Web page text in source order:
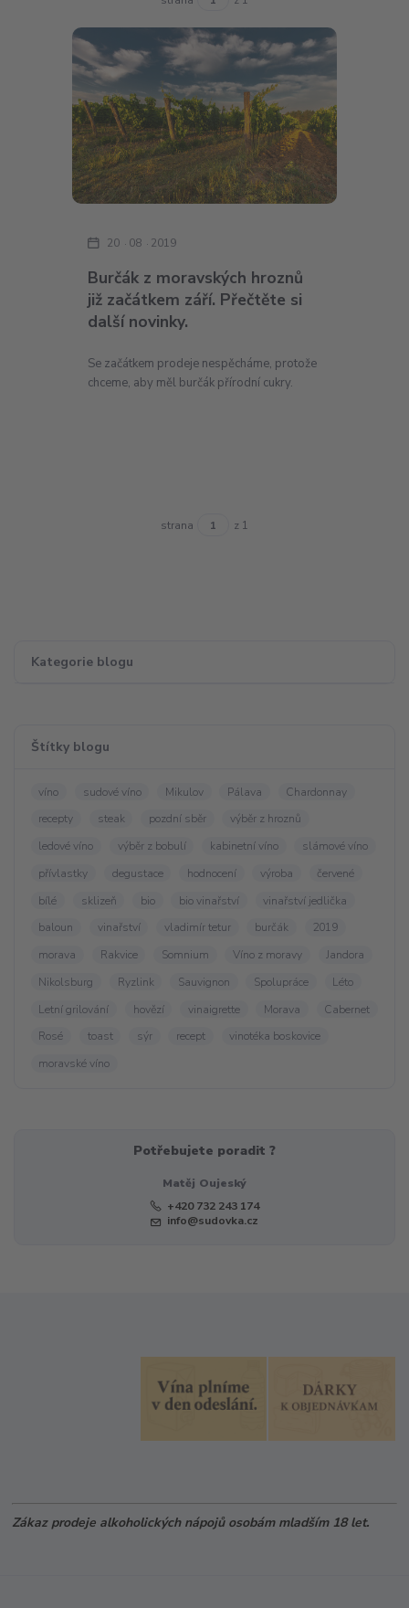
Kategorie blogu
Štítky blogu
víno sudové víno Mikulov Pálava
Chardonnay
recepty
steak pozdní sběr
výběr z hroznů
ledové víno
výběr z bobulí kabinetní víno
slámové víno
přívlastky
degustace hodnocení výroba
červené
bílé
sklizeň bio bio vinařství
vinařství jedlička
baloun
vinařství vladimír tetur burčák
2019
morava
Rakvice Somnium Víno z moravy
Jandora
Nikolsburg
Ryzlink Sauvignon Spolupráce
Léto
Letní grilování
hovězí vinaigrette Morava
Cabernet
Rosé
toast sýr recept
vinotéka boskovice
moravské víno
Potřebujete poradit ?
Matěj Oujeský
+420 732 243 174
info@sudovka.cz
Burčák z moravských hroznů
již začátkem září. Přečtěte si
další novinky.
20 08 2019
Se začátkem prodeje nespěcháme, protože
chceme, aby měl burčák přírodní cukry.
strana z 1
Zákaz prodeje alkoholických nápojů osobám mladším 18 let.